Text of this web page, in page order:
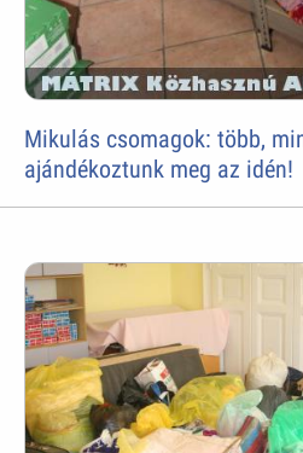
Mikulás csomagok: több,
ajándékoztunk meg az idén!